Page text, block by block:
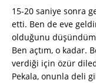
15-20 saniye sonra
etti. Ben de eve
olduğunu
Ben açtım, o kadar.
verdiği için özür
Pekala, onunla deli